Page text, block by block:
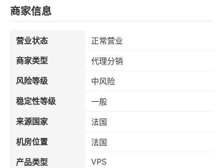
商家信息
营业状态
正常营业
商家类型
代理分销
风险等级
中风险
稳定性等级
一般
来源国家
法国
机房位置
法国
产品类型
VPS